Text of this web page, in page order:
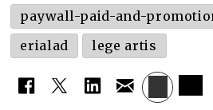
paywall-paid-and-
erialad
lege artis